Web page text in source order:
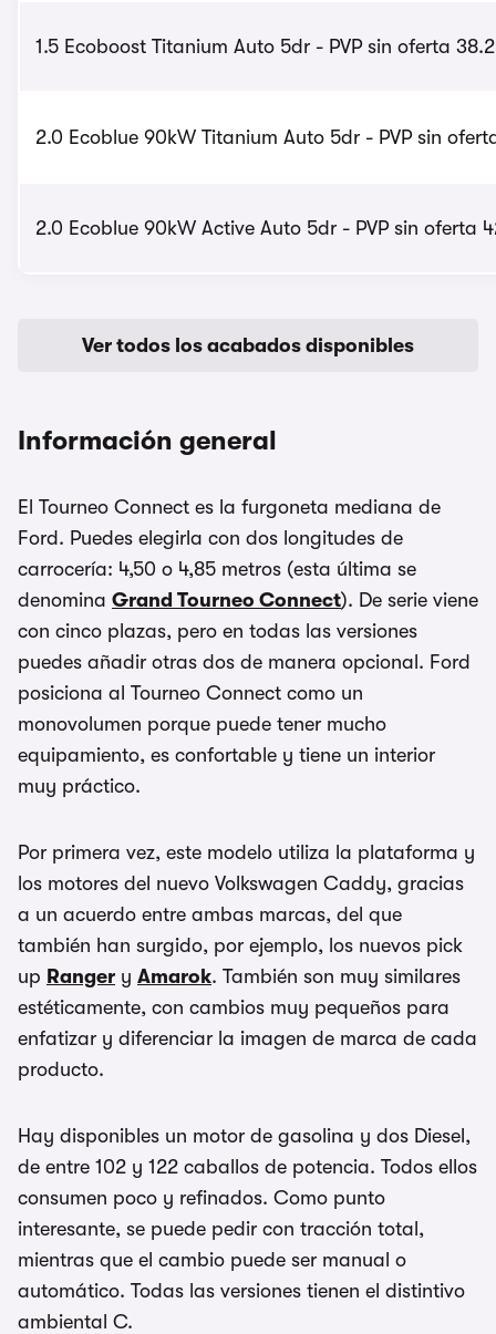
1.5 Ecoboost Titanium Auto 5dr - PVP sin oferta
2.0 Ecoblue 90kW Titanium Auto 5dr - PVP sin
2.0 Ecoblue 90kW Active Auto 5dr - PVP sin oferta
Ver todos los acabados disponibles
Información general
El Tourneo Connect es la furgoneta mediana de
Ford. Puedes elegirla con dos longitudes de
carrocería: 4,50 o 4,85 metros (esta última se
denomina Grand Tourneo Connect). De serie viene
con cinco plazas, pero en todas las versiones
puedes añadir otras dos de manera opcional. Ford
posiciona al Tourneo Connect como un
monovolumen porque puede tener mucho
equipamiento, es confortable y tiene un interior
muy práctico.
Por primera vez, este modelo utiliza la plataforma y
los motores del nuevo Volkswagen Caddy, gracias
a un acuerdo entre ambas marcas, del que
también han surgido, por ejemplo, los nuevos pick
up Ranger y Amarok. También son muy similares
estéticamente, con cambios muy pequeños para
enfatizar y diferenciar la imagen de marca de cada
producto.
Hay disponibles un motor de gasolina y dos Diesel,
de entre 102 y 122 caballos de potencia. Todos ellos
consumen poco y refinados. Como punto
interesante, se puede pedir con tracción total,
mientras que el cambio puede ser manual o
automático. Todas las versiones tienen el distintivo
ambiental C.